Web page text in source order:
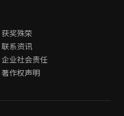
获奖殊荣
联系资讯
企业社会责任
著作权声明